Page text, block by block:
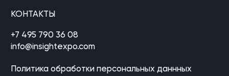
КОНТАКТЫ
+7 495 790 36 08
info@insightexpo.com
Политика обработки персональных даннных